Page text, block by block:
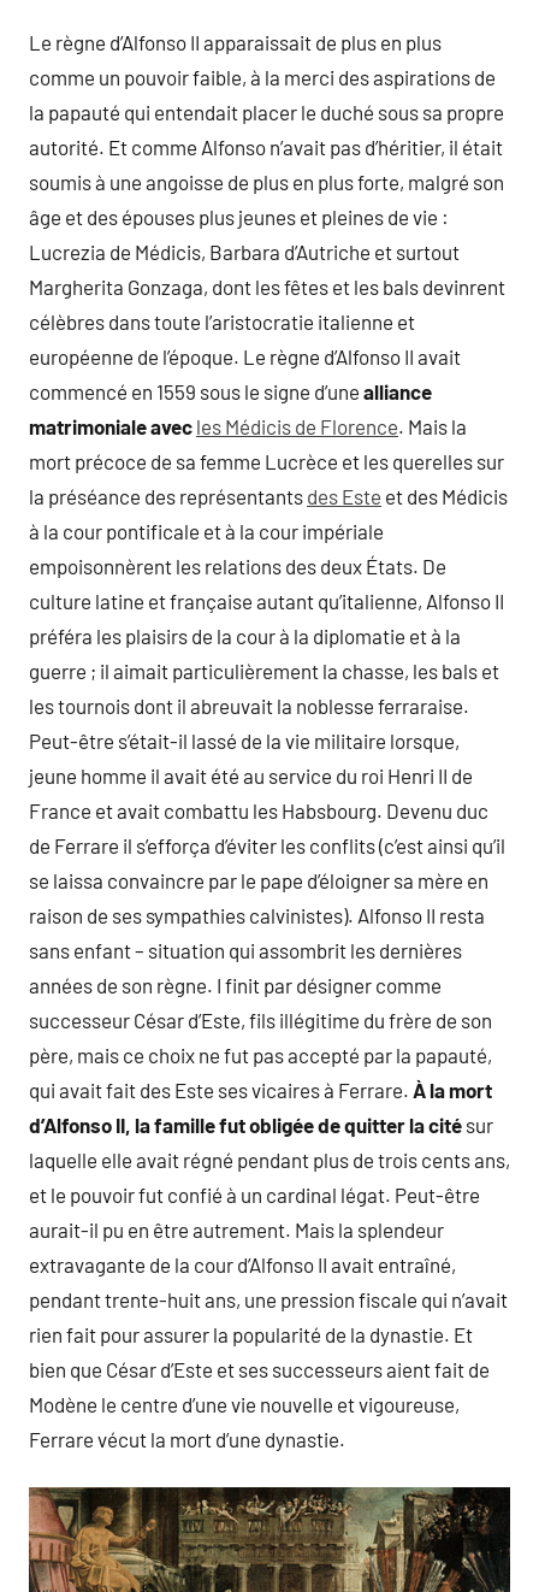
Le règne d’Alfonso II apparaissait de plus en plus
comme un pouvoir faible, à la merci des aspirations de
la papauté qui entendait placer le duché sous sa propre
autorité. Et comme Alfonso n’avait pas d’héritier, il était
soumis à une angoisse de plus en plus forte, malgré son
âge et des épouses plus jeunes et pleines de vie :
Lucrezia de Médicis, Barbara d’Autriche et surtout
Margherita Gonzaga, dont les fêtes et les bals devinrent
célèbres dans toute l’aristocratie italienne et
européenne de l’époque. Le règne d’Alfonso II avait
commencé en 1559 sous le signe d’une alliance
matrimoniale avec les Médicis de Florence. Mais la
mort précoce de sa femme Lucrèce et les querelles sur
la préséance des représentants des Este et des Médicis
à la cour pontificale et à la cour impériale
empoisonnèrent les relations des deux États. De
culture latine et française autant qu’italienne, Alfonso II
préféra les plaisirs de la cour à la diplomatie et à la
guerre ; il aimait particulièrement la chasse, les bals et
les tournois dont il abreuvait la noblesse ferraraise.
Peut-être s’était-il lassé de la vie militaire lorsque,
jeune homme il avait été au service du roi Henri II de
France et avait combattu les Habsbourg. Devenu duc
de Ferrare il s’efforça d’éviter les conflits (c’est ainsi qu’il
se laissa convaincre par le pape d’éloigner sa mère en
raison de ses sympathies calvinistes). Alfonso II resta
sans enfant – situation qui assombrit les dernières
années de son règne. I finit par désigner comme
successeur César d’Este, fils illégitime du frère de son
père, mais ce choix ne fut pas accepté par la papauté,
qui avait fait des Este ses vicaires à Ferrare. À la mort
d’Alfonso II, la famille fut obligée de quitter la cité sur
laquelle elle avait régné pendant plus de trois cents ans,
et le pouvoir fut confié à un cardinal légat. Peut-être
aurait-il pu en être autrement. Mais la splendeur
extravagante de la cour d’Alfonso II avait entraîné,
pendant trente-huit ans, une pression fiscale qui n’avait
rien fait pour assurer la popularité de la dynastie. Et
bien que César d’Este et ses successeurs aient fait de
Modène le centre d’une vie nouvelle et vigoureuse,
Ferrare vécut la mort d’une dynastie.